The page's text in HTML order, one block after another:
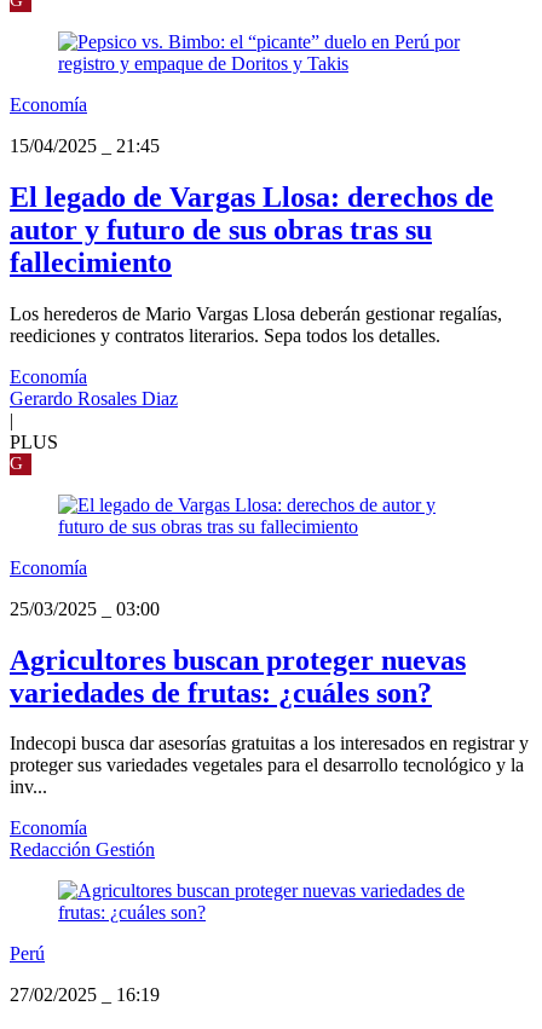
Economía
15/04/2025
21:45
El legado de Vargas Llosa: derechos de
autor y futuro de sus obras tras su
fallecimiento
Los herederos de Mario Vargas Llosa deberán gestionar regalías,
reediciones y contratos literarios. Sepa todos los detalles.
Economía
Gerardo Rosales Diaz
|
PLUS
G
Economía
25/03/2025
03:00
Agricultores buscan proteger nuevas
variedades de frutas: ¿cuáles son?
Indecopi busca dar asesorías gratuitas a los interesados en registrar y
proteger sus variedades vegetales para el desarrollo tecnológico y la
inv...
Economía
Redacción Gestión
Perú
27/02/2025
16:19